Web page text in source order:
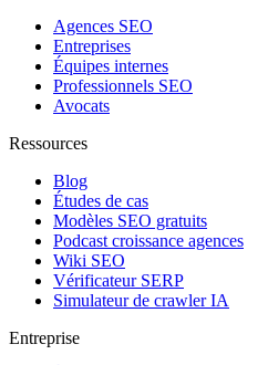
Agences SEO
Entreprises
Équipes internes
Professionnels SEO
Avocats
Ressources
Blog
Études de cas
Modèles SEO gratuits
Podcast croissance agences
Wiki SEO
Vérificateur SERP
Simulateur de crawler IA
Entreprise